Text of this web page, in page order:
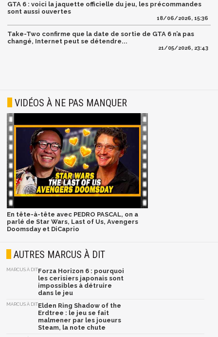
GTA 6 : voici la jaquette officielle du jeu, les précommandes
sont aussi ouvertes
18/06/2026, 15:36
Take-Two confirme que la date de sortie de GTA 6 n’a pas
changé, Internet peut se détendre...
21/05/2026, 23:43
VIDÉOS À NE PAS MANQUER
En tête-à-tête avec PEDRO PASCAL, on a
parlé de Star Wars, Last of Us, Avengers
Doomsday et DiCaprio
AUTRES MARCUS À DIT
MARCUS À DITForza Horizon 6 : pourquoi
les cerisiers japonais sont
impossibles à détruire
dans le jeu
MARCUS À DITElden Ring Shadow of the
Erdtree : le jeu se fait
malmener par les joueurs
Steam, la note chute